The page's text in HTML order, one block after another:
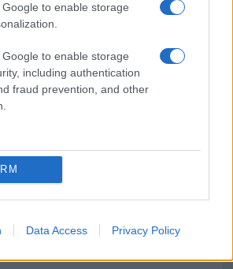
to enable storage
to enable storage
including authentication
fraud prevention, and other
Data Access Privacy Policy
cari
Cabras